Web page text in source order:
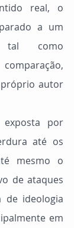
real, o
a um
autor
até os
mesmo o
de ataques
de ideologia
em